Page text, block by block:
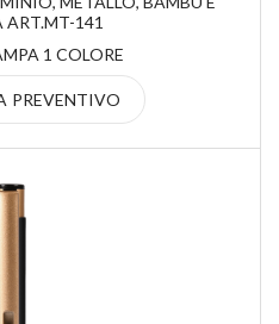
ART.MT-141
1 COLORE
PREVENTIVO